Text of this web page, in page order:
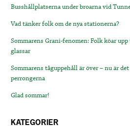
Busshållplatserna under broarna vid
Vad tänker folk om de nya stationerna?
Sommarens Grani-fenomen: Folk köar
glassar
Sommarens tåguppehåll är över – nu är
perrongerna
Glad sommar!
KATEGORIER